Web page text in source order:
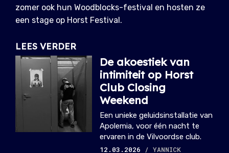
zomer ook hun Woodblocks-festival en hosten ze
een stage op Horst Festival.
LEES VERDER
De akoestiek van
intimiteit op Horst
Club Closing
Weekend
Een unieke geluidsinstallatie van
Apolemia, voor één nacht te
ervaren in de Vilvoordse club.
12.03.2026
/ YANNICK